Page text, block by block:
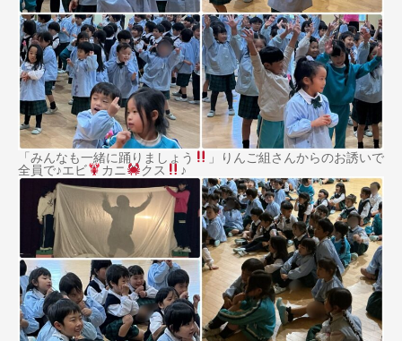
「みんなも一緒に踊りましょう
」りんご組さんからのお誘いで
全員で♪エビ
カニ クス ♪